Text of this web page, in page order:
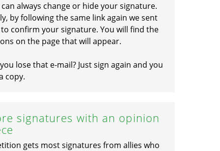
can always change or hide your signature.
by following the same link again we sent
confirm your signature. You will find the
on the page that will appear.
lose that e-mail? Just sign again and you
copy.
signatures with an opinion
gets most signatures from allies who